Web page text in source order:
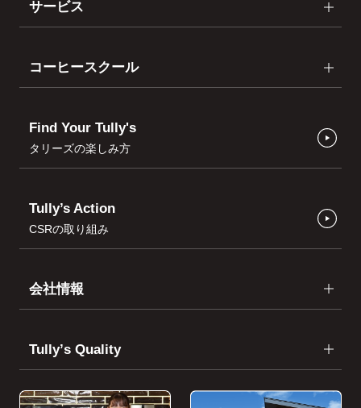
サービス
コーヒースクール
Find Your Tully's
タリーズの楽しみ方
Tully’s Action
CSRの取り組み
会社情報
Tullyʼs Quality